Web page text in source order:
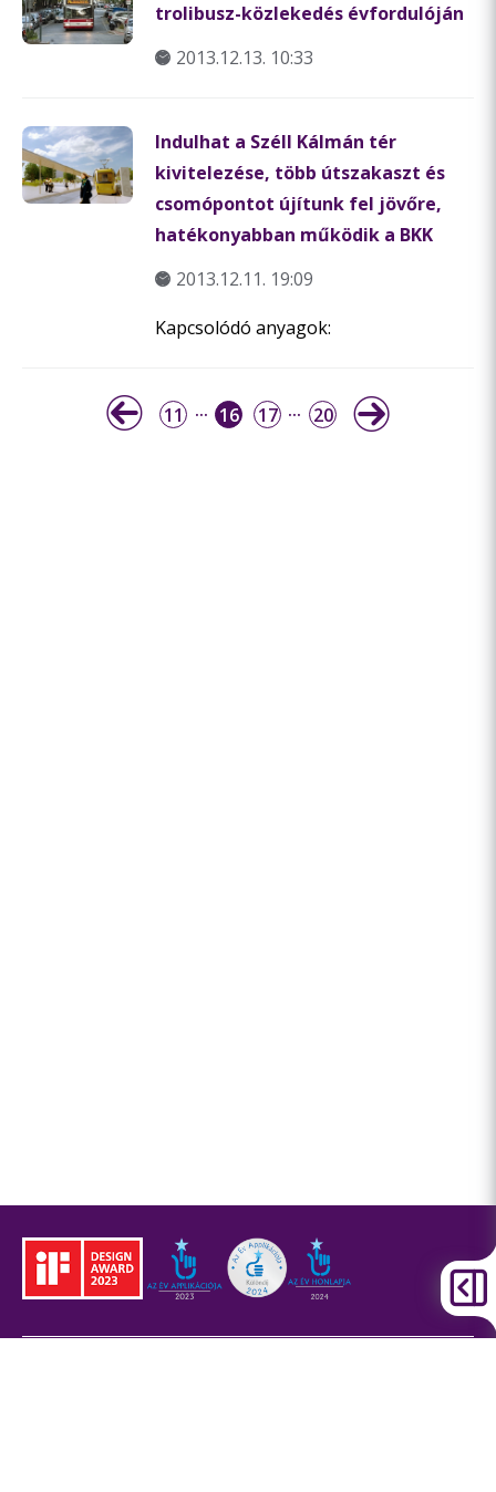
trolibusz-közlekedés évfordulóján
2013.12.13. 10:33
Indulhat a Széll Kálmán tér
kivitelezése, több útszakaszt és
csomópontot újítunk fel jövőre,
hatékonyabban működik a BKK
2013.12.11. 19:09
Kapcsolódó anyagok:
11 16 17 20